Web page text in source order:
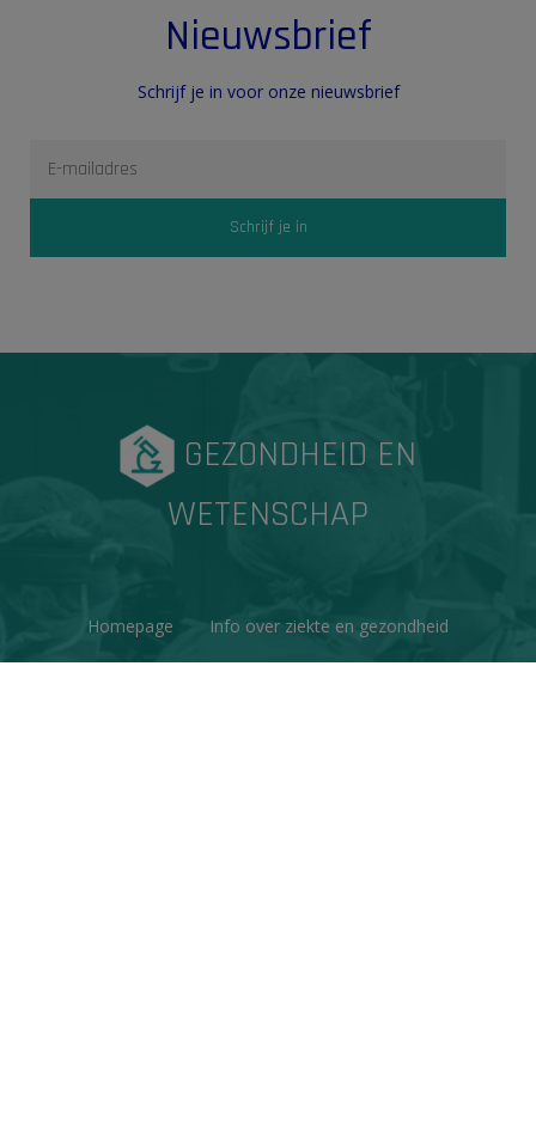
Nieuwsbrief
Schrijf je in voor onze nieuwsbrief
GEZONDHEID EN
WETENSCHAP
Homepage Info over ziekte en gezondheid